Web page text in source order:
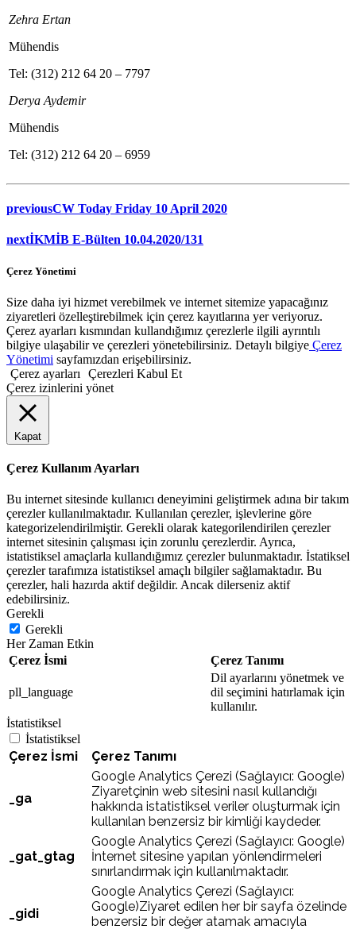
Zehra Ertan
Mühendis
Tel: (312) 212 64 20 – 7797
Derya Aydemir
Mühendis
Tel: (312) 212 64 20 – 6959
previousCW Today Friday 10 April 2020
nextİKMİB E-Bülten 10.04.2020/131
Çerez Yönetimi
Size daha iyi hizmet verebilmek ve internet sitemize yapacağınız
ziyaretleri özelleştirebilmek için çerez kayıtlarına yer veriyoruz.
Çerez ayarları kısmından kullandığımız çerezlerle ilgili ayrıntılı
bilgiye ulaşabilir ve çerezleri yönetebilirsiniz. Detaylı bilgiye Çerez
Yönetimi sayfamızdan erişebilirsiniz.
Çerez ayarları
Çerezleri Kabul Et
Çerez izinlerini yönet
Kapat
Çerez Kullanım Ayarları
Bu internet sitesinde kullanıcı deneyimini geliştirmek adına bir takım
çerezler kullanılmaktadır. Kullanılan çerezler, işlevlerine göre
kategorizelendirilmiştir. Gerekli olarak kategorilendirilen çerezler
internet sitesinin çalışması için zorunlu çerezlerdir. Ayrıca,
istatistiksel amaçlarla kullandığımız çerezler bulunmaktadır. İstatiksel
çerezler tarafımıza istatistiksel amaçlı bilgiler sağlamaktadır. Bu
çerezler, hali hazırda aktif değildir. Ancak dilerseniz aktif
edebilirsiniz.
Gerekli
Gerekli
Her Zaman Etkin
Çerez İsmi
Çerez Tanımı
pll_language
Dil ayarlarını yönetmek ve
dil seçimini hatırlamak için
kullanılır.
İstatistiksel
İstatistiksel
Çerez İsmi Çerez Tanımı
_ga
Google Analytics Çerezi (Sağlayıcı: Google)
Ziyaretçinin web sitesini nasıl kullandığı
hakkında istatistiksel veriler oluşturmak için
kullanılan benzersiz bir kimliği kaydeder.
_gat_gtag
Google Analytics Çerezi (Sağlayıcı: Google)
İnternet sitesine yapılan yönlendirmeleri
sınırlandırmak için kullanılmaktadır.
_gidi
Google Analytics Çerezi (Sağlayıcı:
Google)Ziyaret edilen her bir sayfa özelinde
benzersiz bir değer atamak amacıyla